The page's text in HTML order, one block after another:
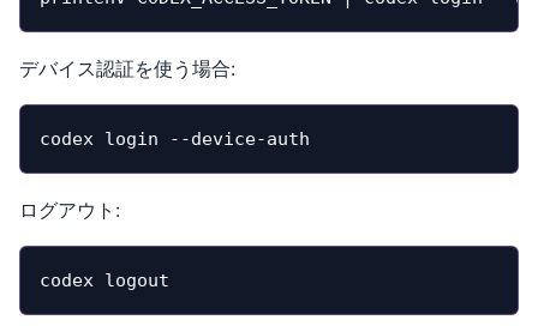
デバイス認証を使う場合:
codex login --device-auth
ログアウト:
codex logout